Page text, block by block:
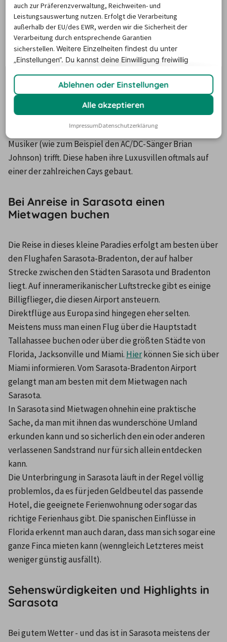
für einen Strandurlaub oder für Wassersport aller Art. Die
dem Festland vorgelagerten Cays (auch "Florida Keys"
genannt) sind kleine Inseln aus Sand- oder
Korallenablagerungen.
Ihre in den USA sprichwörtlich gewordene Schönheit hat
viele Superstars hierher gezogen. So braucht man sich
nicht zu wundern, wenn man beim Spaziergang durch
Sarasota auf Fernsehstars (zum Beispiel Oprah Winfrey),
Sportler (wie etwa den deutschen Tennisprofi Tommy
Haas), Schriftsteller (zum Beispiel Stephen King) oder
Musiker (wie zum Beispiel den AC/DC-Sänger Brian
Johnson) trifft. Diese haben ihre Luxusvillen oftmals auf
einer der zahlreichen Cays gebaut.
Bei Anreise in Sarasota einen
Mietwagen buchen
Die Reise in dieses kleine Paradies erfolgt am besten über
den Flughafen Sarasota-Bradenton, der auf halber
Strecke zwischen den Städten Sarasota und Bradenton
liegt. Auf inneramerikanischer Luftstrecke gibt es einige
Billigflieger, die diesen Airport ansteuern.
Direktflüge aus Europa sind hingegen eher selten.
Meistens muss man einen Flug über die Hauptstadt
Tallahassee buchen oder über die größten Städte von
Florida, Jacksonville und Miami. Hier können Sie sich über
Miami informieren. Vom Sarasota-Bradenton Airport
gelangt man am besten mit dem Mietwagen nach
Sarasota.
In Sarasota sind Mietwagen ohnehin eine praktische
Sache, da man mit ihnen das wunderschöne Umland
erkunden kann und so sicherlich den ein oder anderen
verlassenen Sandstrand nur für sich allein entdecken
kann.
Die Unterbringung in Sarasota läuft in der Regel völlig
problemlos, da es für jeden Geldbeutel das passende
Hotel, die geeignete Ferienwohnung oder sogar das
richtige Ferienhaus gibt. Die spanischen Einflüsse in
Florida erkennt man auch daran, dass man sich sogar eine
ganze Finca mieten kann (wenngleich Letzteres meist
weniger günstig ausfällt).
Sehenswürdigkeiten und Highlights in
Sarasota
Bei gutem Wetter - und das ist in Sarasota meistens der
auch zur Präferenzverwaltung, Reichweiten- und
Leistungsauswertung nutzen. Erfolgt die Verarbeitung
außerhalb der EU/des EWR, werden wir die Sicherheit der
Verarbeitung durch entsprechende Garantien
sicherstellen.Weitere Einzelheiten findest du unter
„Einstellungen“. Du kannst deine Einwilligung freiwillig
Ablehnen oder Einstellungen
Alle akzeptieren
ImpressumDatenschutzerklärung